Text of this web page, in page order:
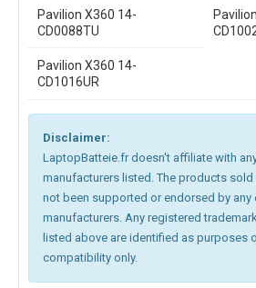
Pavilion X360 14-
CD0088TU
Pavilion X360 14-
CD1016UR
Disclaimer:
LaptopBatteie.fr doesn't affiliate with
manufacturers listed. The products
not been supported or endorsed by any
manufacturers. Any registered
listed above are identified as purposes
compatibility only.